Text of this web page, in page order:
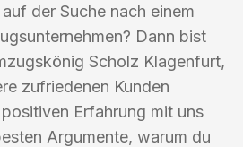
der Suche nach einem
Dann bist
Scholz Klagenfurt,
zufriedenen Kunden
Erfahrung mit uns
Argumente, warum du